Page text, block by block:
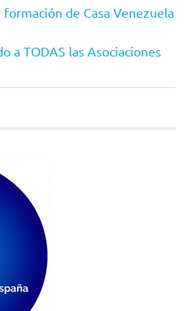
de Casa Venezuela
a TODAS las Asociaciones